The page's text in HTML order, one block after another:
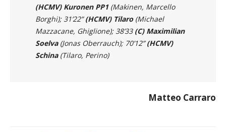
(HCMV) Kuronen PP1 (Makinen, Marcello
Borghi); 31’22”(HCMV) Tilaro(Michael
Mazzacane, Ghiglione); 38’33 (C) Maximilian
Soelva(Jonas Oberrauch); 70’12”(HCMV)
Schina (Tilaro, Perino)
Matteo Carraro